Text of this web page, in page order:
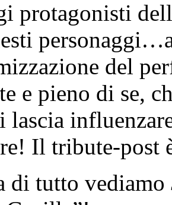
protagonisti
del
e pieno di se,
lascia
Il tribute-post
di tutto vediamo